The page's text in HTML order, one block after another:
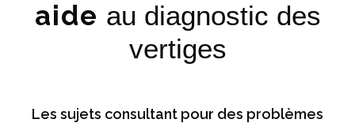
aide au diagnostic des
vertiges
Les sujets consultant pour des problèmes